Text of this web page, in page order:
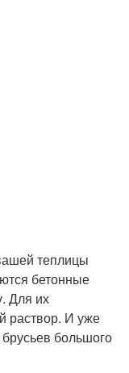
теплицы
бетонные
Для их
раствор. И уже
большого